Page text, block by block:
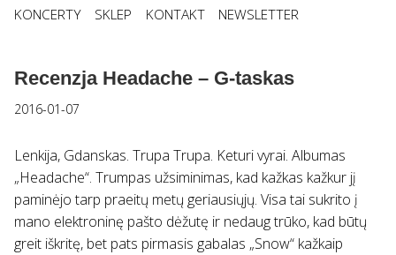
KONCERTY
SKLEP KONTAKT NEWSLETTER
Recenzja Headache – G-taskas
2016-01-07
Lenkija, Gdanskas. Trupa Trupa. Keturi vyrai. Albumas
„Headache“. Trumpas užsiminimas, kad kažkas kažkur jį
paminėjo tarp praeitų metų geriausiųjų. Visa tai sukrito į
mano elektroninę pašto dėžutę ir nedaug trūko, kad būtų
greit iškritę, bet pats pirmasis gabalas „Snow“ kažkaip